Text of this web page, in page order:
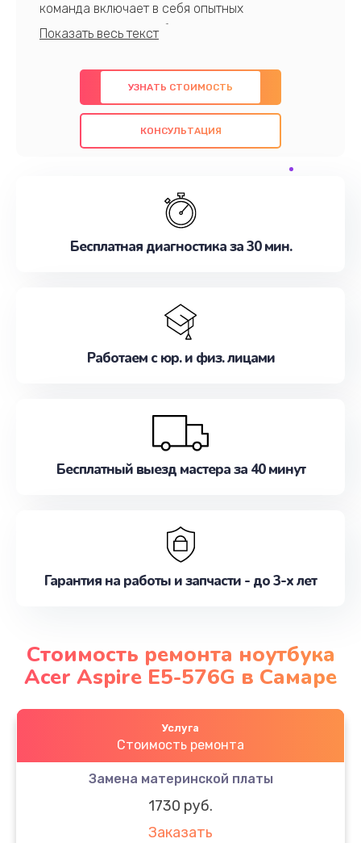
команда включает в себя опытных
профессионалов с обширными знаниями и
предлагаем быстрый и качественный ремонт с
использованием оригинальных компонентов, а
также гарантируем качество всех
проведенных работ. Наша цель - предоставить
обслуживание, удовлетворяя их потребности
наилучшим образом. Не медлите записаться на
УЗНАТЬ СТОИМОСТЬ
КОНСУЛЬТАЦИЯ
Бесплатная диагностика за 30 мин.
Работаем с юр. и физ. лицами
Бесплатный выезд мастера за 40 минут
Гарантия на работы и запчасти - до 3-х лет
Стоимость ремонта ноутбука
Acer Aspire E5-576G в Самаре
Услуга
Стоимость ремонта
Замена материнской платы
1730 руб.
Заказать